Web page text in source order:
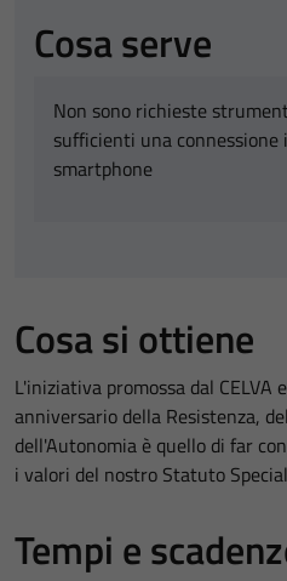
Cosa serve
Non sono richieste
sufficienti una
smartphone
Cosa si ottiene
L'iniziativa promossa dal CELVA
anniversario della Resistenza,
dell'Autonomia è quello di far
i valori del nostro Statuto
Tempi e